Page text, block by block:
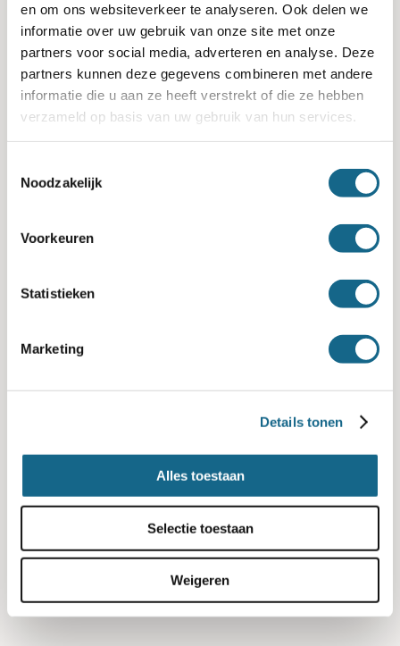
en om ons websiteverkeer te analyseren. Ook delen we
informatie over uw gebruik van onze site met onze
partners voor social media, adverteren en analyse. Deze
partners kunnen deze gegevens combineren met andere
informatie die u aan ze heeft verstrekt of die ze hebben
verzameld op basis van uw gebruik van hun services.
Noodzakelijk
Voorkeuren
Statistieken
Marketing
Details tonen
Alles toestaan
Selectie toestaan
Weigeren
Dit item delen
Gerelateerde artikelen:
24 februari 2021
mogen ontvangen! Zodra de piek van het Corona
virus tot het niveau gedaald is dat Nederland
voorzichtig weer in bedrijf
Lees meer